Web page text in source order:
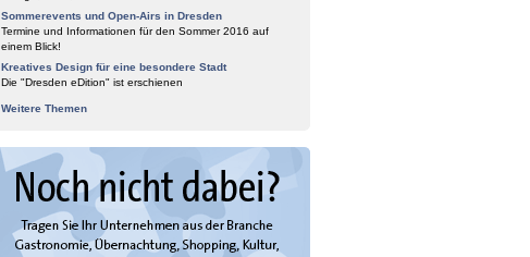
Sommerevents und Open-Airs in Dresden
Termine und Informationen für den Sommer 2016 auf
einem Blick!
Kreatives Design für eine besondere Stadt
Die "Dresden eDition" ist erschienen
Weitere Themen